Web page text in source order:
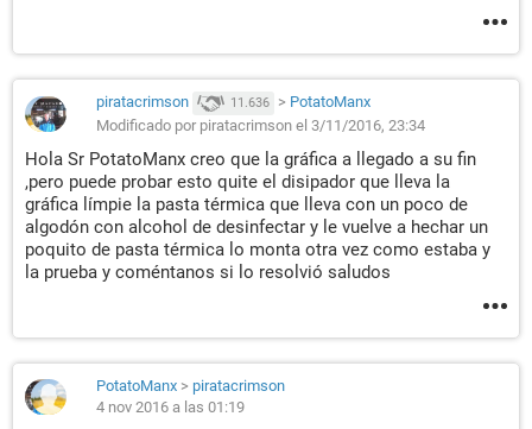
piratacrimson 11.636 > PotatoManx
Modificado por piratacrimson el 3/11/2016, 23:34
Hola Sr PotatoManx creo que la gráfica a llegado a su fin
,pero puede probar esto quite el disipador que lleva la
gráfica límpie la pasta térmica que lleva con un poco de
algodón con alcohol de desinfectar y le vuelve a hechar un
poquito de pasta térmica lo monta otra vez como estaba y
la prueba y coméntanos si lo resolvió saludos
PotatoManx > piratacrimson
4 nov 2016 a las 01:19